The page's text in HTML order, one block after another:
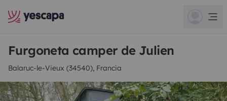
Furgoneta camper de Julien
Balaruc-le-Vieux (34540), Francia